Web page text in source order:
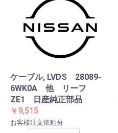
ケーブル, LVDS 28089-
6WK0A 他 リーフ
ZE1 日産純正部品
￥9,515
お客様注文依頼分